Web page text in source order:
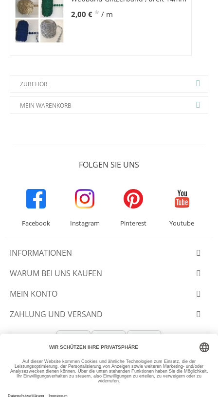
2,00 € * / m
ZUBEHÖR
MEIN WARENKORB
FOLGEN SIE UNS
Facebook Instagram Pinterest Youtube
INFORMATIONEN
WARUM BEI UNS KAUFEN
MEIN KONTO
ZAHLUNG UND VERSAND